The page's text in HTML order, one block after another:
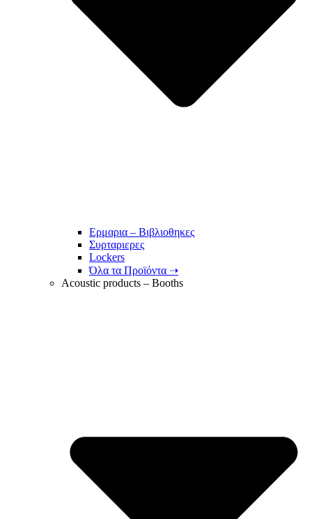
Ερμαρια – Βιβλιοθηκες
Συρταριερες
Lockers
Όλα τα Προϊόντα ➝
Acoustic products – Booths